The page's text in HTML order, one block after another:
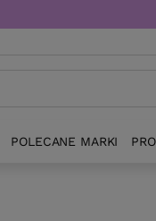
POLECANE MARKI